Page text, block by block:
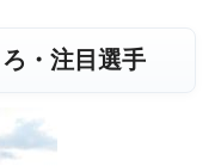
・注目選手